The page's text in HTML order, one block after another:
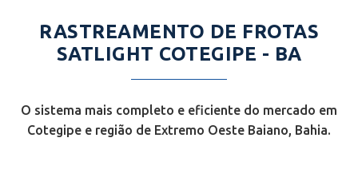
RASTREAMENTO DE FROTAS
SATLIGHT COTEGIPE - BA
O sistema mais completo e eficiente do mercado em
Cotegipe e região de Extremo Oeste Baiano, Bahia.